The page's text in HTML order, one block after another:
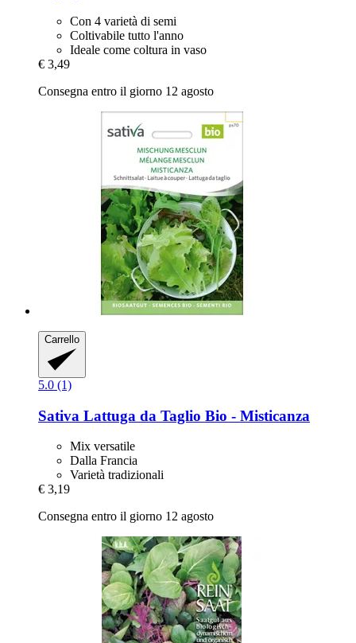
Con 4 varietà di semi
Coltivabile tutto l'anno
Ideale come coltura in vaso
€ 3,49
Consegna entro il giorno 12 agosto
Carrello
5.0 (1)
Sativa Lattuga da Taglio Bio -​ Misticanza
Mix versatile
Dalla Francia
Varietà tradizionali
€ 3,19
Consegna entro il giorno 12 agosto